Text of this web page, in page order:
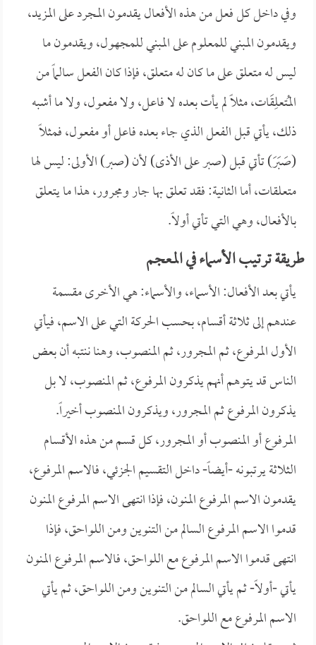
وفي داخل كل فعل من هذه الأفعال يقدمون المجرد على المزيد،
ويقدمون المبني للمعلوم على المبني للمجهول، ويقدمون ما
ليس له متعلق على ما كان له متعلق، فإذا كان الفعل سالماً من
المُتعلِقَات، مثلاً لم يأت بعده لا فاعل، ولا مفعول، ولا ما أشبه
ذلك، يأتي قبل الفعل الذي جاء بعده فاعل أو مفعول، فمثلاً
(صَبَرَ) تأتي قبل (صبر على الأذى) لأن (صبر) الأولى: ليس لها
متعلقات، أما الثانية: فقد تعلق بها جار ومجرور، هذا ما يتعلق
بالأفعال، وهي التي تأتي أولاً.
طريقة ترتيب الأسماء في المعجم
يأتي بعد الأفعال: الأسماء، والأسماء: هي الأخرى مقسمة
عندهم إلى ثلاثة أقسام، بحسب الحركة التي على الاسم، فيأتي
الأول المرفوع، ثم المجرور، ثم المنصوب، وهنا ننتبه أن بعض
الناس قد يتوهم أنهم يذكرون المرفوع، ثم المنصوب، لا بل
يذكرون المرفوع ثم المجرور، ويذكرون المنصوب أخيراً.
المرفوع أو المنصوب أو المجرور، كل قسم من هذه الأقسام
الثلاثة يرتبونه -أيضاً- داخل التقسيم الجزئي، فالاسم المرفوع،
يقدمون الاسم المرفوع المنون، فإذا انتهى الاسم المرفوع المنون
قدموا الاسم المرفوع السالم من التنوين ومن اللواحق، فإذا
انتهى قدموا الاسم المرفوع مع اللواحق، فالاسم المرفوع المنون
يأتي -أولاً- ثم يأتي السالم من التنوين ومن اللواحق، ثم يأتي
الاسم المرفوع مع اللواحق.